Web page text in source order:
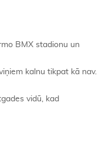
BMX stadionu un
kalnu tikpat kā nav.
vidū, kad